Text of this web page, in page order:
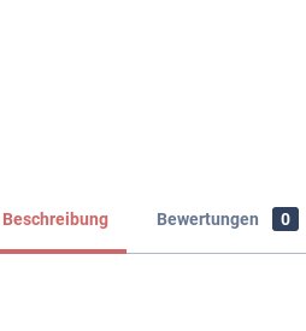
Beschreibung Bewertungen 0